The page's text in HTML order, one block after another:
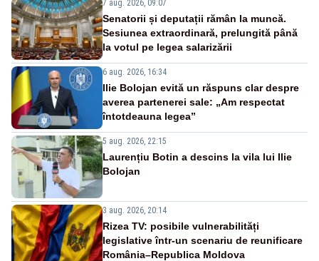
7 aug. 2026, 09:07
Senatorii și deputații rămân la muncă.
Sesiunea extraordinară, prelungită până
la votul pe legea salarizării
6 aug. 2026, 16:34
Ilie Bolojan evită un răspuns clar despre
averea partenerei sale: „Am respectat
întotdeauna legea”
5 aug. 2026, 22:15
Laurențiu Botin a descins la vila lui Ilie
Bolojan
3 aug. 2026, 20:14
Rizea TV: posibile vulnerabilități
legislative într-un scenariu de reunificare
România–Republica Moldova